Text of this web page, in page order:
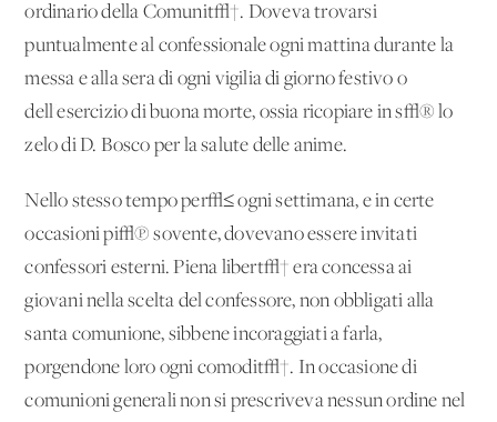
ordinario della Comunit√†. Doveva trovarsi
puntualmente al confessionale ogni mattina durante la
messa e alla sera di ogni vigilia di giorno festivo o
dell'esercizio di buona morte, ossia ricopiare in s√® lo
zelo di D. Bosco per la salute delle anime.
Nello stesso tempo per√≤ ogni settimana, e in certe
occasioni pi√π sovente, dovevano essere invitati
confessori esterni. Piena libert√† era concessa ai
giovani nella scelta del confessore, non obbligati alla
santa comunione, sibbene incoraggiati a farla,
porgendone loro ogni comodit√†. In occasione di
comunioni generali non si prescriveva nessun ordine nel